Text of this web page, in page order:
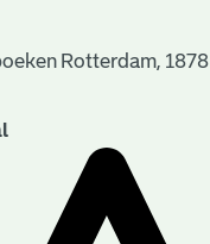
Rotterdam, 1878